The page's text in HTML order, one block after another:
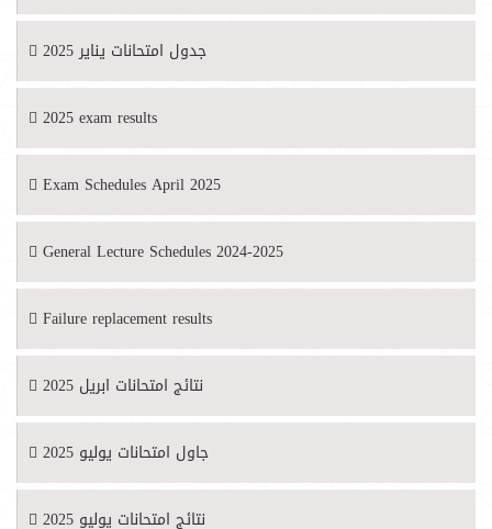
جدول امتحانات يناير 2025
2025 exam results
Exam Schedules April 2025
General Lecture Schedules 2024-2025
Failure replacement results
نتائج امتحانات ابريل 2025
جاول امتحانات يوليو 2025
نتائج امتحانات يوليو 2025